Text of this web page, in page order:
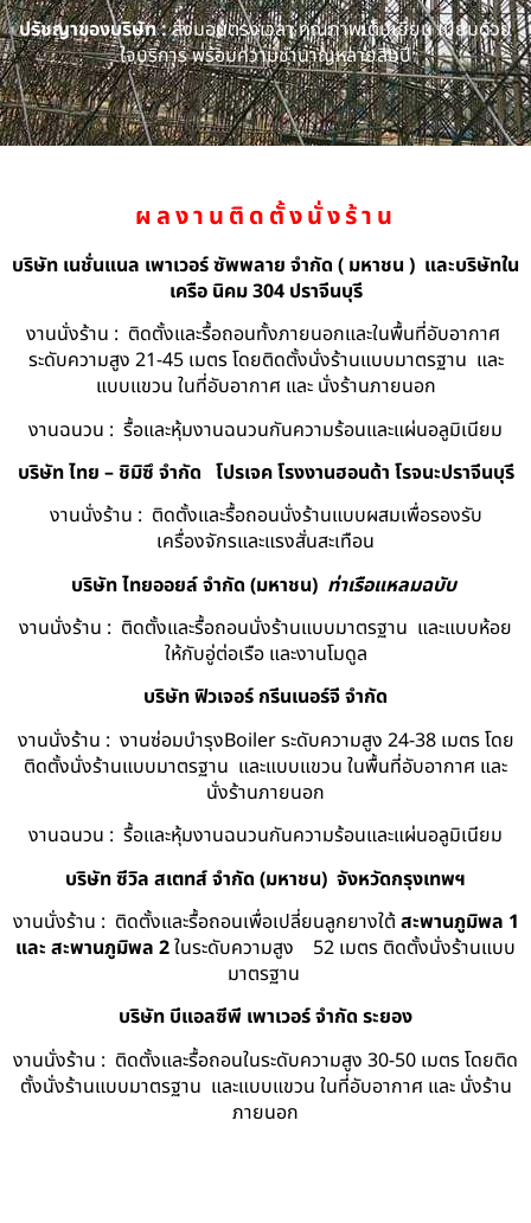
ปรัชญาของบริษัท :ส่งมอบตรงเวลา คุณภาพเต็มเยี่ยม เปี่ยมด้วย
ใจบริการ พร้อมความชำนาญหลายสิบปี
ผลงานติดตั้งนั่งร้าน
บริษัท เนชั่นแนล เพาเวอร์ ซัพพลาย จำกัด ( มหาชน ) และบริษัทใน
เครือ นิคม 304 ปราจีนบุรี
งานนั่งร้าน : ติดตั้งและรื้อถอนทั้งภายนอกและในพื้นที่อับอากาศ
ระดับความสูง 21-45 เมตร โดยติดตั้งนั่งร้านแบบมาตรฐาน และ
แบบแขวน ในที่อับอากาศ และ นั่งร้านภายนอก
งานฉนวน : รื้อและหุ้มงานฉนวนกันความร้อนและแผ่นอลูมิเนียม
บริษัท ไทย – ชิมิซึ จำกัด โปรเจค โรงงานฮอนด้า โรจนะปราจีนบุรี
งานนั่งร้าน : ติดตั้งและรื้อถอนนั่งร้านแบบผสมเพื่อรองรับ
เครื่องจักรและแรงสั่นสะเทือน
บริษัท ไทยออยล์ จํากัด (มหาชน) ท่าเรือแหลมฉบับ
งานนั่งร้าน : ติดตั้งและรื้อถอนนั่งร้านแบบมาตรฐาน และแบบห้อย
ให้กับอู่ต่อเรือ และงานโมดูล
บริษัท ฟิวเจอร์ กรีนเนอร์จี จำกัด
งานนั่งร้าน : งานซ่อมบำรุงBoiler ระดับความสูง 24-38 เมตร โดย
ติดตั้งนั่งร้านแบบมาตรฐาน และแบบแขวน ในพื้นที่อับอากาศ และ
นั่งร้านภายนอก
งานฉนวน : รื้อและหุ้มงานฉนวนกันความร้อนและแผ่นอลูมิเนียม
บริษัท ซีวิล สเตทส์ จำกัด (มหาชน) จังหวัดกรุงเทพฯ
งานนั่งร้าน : ติดตั้งและรื้อถอนเพื่อเปลี่ยนลูกยางใต้ สะพานภูมิพล 1
และ สะพานภูมิพล 2ในระดับความสูง 52 เมตร ติดตั้งนั่งร้านแบบ
มาตรฐาน
บริษัท บีแอลซีพี เพาเวอร์ จำกัด ระยอง
งานนั่งร้าน : ติดตั้งและรื้อถอนในระดับความสูง 30-50 เมตร โดยติด
ตั้งนั่งร้านแบบมาตรฐาน และแบบแขวน ในที่อับอากาศ และ นั่งร้าน
ภายนอก